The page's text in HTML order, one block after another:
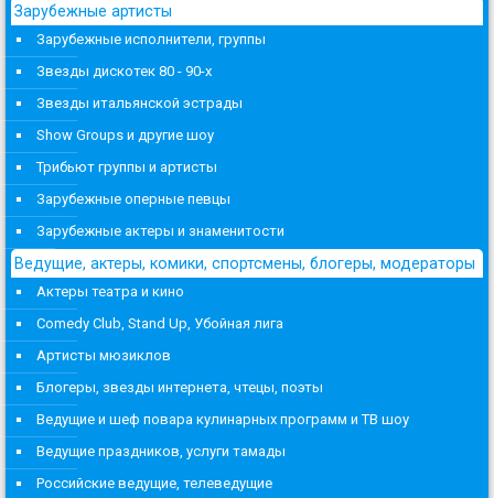
Зарубежные артисты
Зарубежные исполнители, группы
Звезды дискотек 80 - 90-х
Звезды итальянской эстрады
Show Groups и другие шоу
Трибьют группы и артисты
Зарубежные оперные певцы
Зарубежные актеры и знаменитости
Ведущие, актеры, комики, спортсмены, блогеры, модераторы
Актеры театра и кино
Comedy Club, Stand Up, Убойная лига
Артисты мюзиклов
Блогеры, звезды интернета, чтецы, поэты
Ведущие и шеф повара кулинарных программ и ТВ шоу
Ведущие праздников, услуги тамады
Российские ведущие, телеведущие